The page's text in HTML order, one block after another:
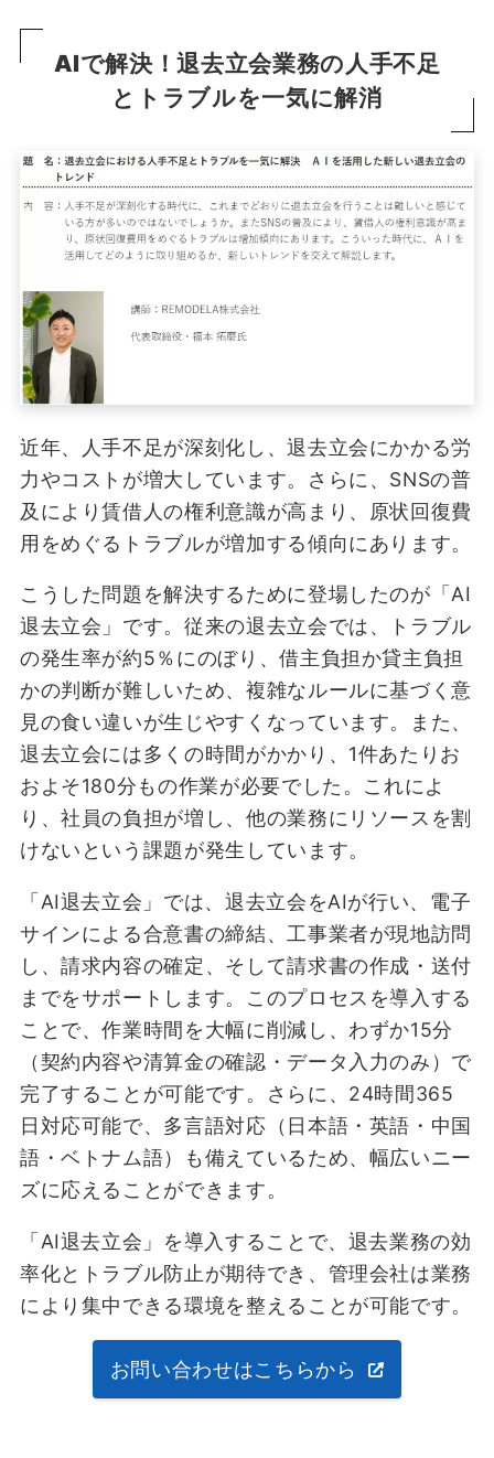
AIで解決！退去立会業務の人手不足
とトラブルを一気に解消
近年、人手不足が深刻化し、退去立会にかかる労
力やコストが増大しています。さらに、SNSの普
及により賃借人の権利意識が高まり、原状回復費
用をめぐるトラブルが増加する傾向にあります。
こうした問題を解決するために登場したのが「AI
退去立会」です。従来の退去立会では、トラブル
の発生率が約5％にのぼり、借主負担か貸主負担
かの判断が難しいため、複雑なルールに基づく意
見の食い違いが生じやすくなっています。また、
退去立会には多くの時間がかかり、1件あたりお
およそ180分もの作業が必要でした。これによ
り、社員の負担が増し、他の業務にリソースを割
けないという課題が発生しています。
「AI退去立会」では、退去⽴会をAIが⾏い、電子
サインによる合意書の締結、⼯事業者が現地訪問
し、請求内容の確定、そして請求書の作成・送付
までをサポートします。このプロセスを導入する
ことで、作業時間を大幅に削減し、わずか15分
（契約内容や清算⾦の確認・データ⼊⼒のみ）で
完了することが可能です。さらに、24時間365
日対応可能で、多言語対応（日本語・英語・中国
語・ベトナム語）も備えているため、幅広いニー
ズに応えることができます。
「AI退去立会」を導入することで、退去業務の効
率化とトラブル防止が期待でき、管理会社は業務
により集中できる環境を整えることが可能です。
お問い合わせはこちらから